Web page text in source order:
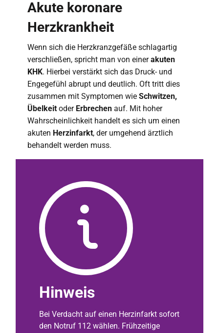
Akute koronare
Herzkrankheit
Wenn sich die Herzkranzgefäße schlagartig
verschließen, spricht man von einerakuten
KHK. Hierbei verstärkt sich das Druck- und
Engegefühl abrupt und deutlich. Oft tritt dies
zusammen mit Symptomen wie Schwitzen,
Übelkeit oder Erbrechen auf. Mit hoher
Wahrscheinlichkeit handelt es sich um einen
akuten Herzinfarkt, der umgehend ärztlich
behandelt werden muss.
Hinweis
Bei Verdacht auf einen Herzinfarkt sofort
den Notruf 112 wählen. Frühzeitige